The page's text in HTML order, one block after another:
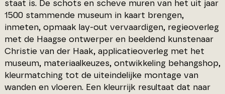
staat is. De schots en scheve muren van het uit jaar
1500 stammende museum in kaart brengen,
inmeten, opmaak lay-out vervaardigen, regieoverleg
met de Haagse ontwerper en beeldend kunstenaar
Christie van der Haak, applicatieoverleg met het
museum, materiaalkeuzes, ontwikkeling behangshop,
kleurmatching tot de uiteindelijke montage van
wanden en vloeren. Een kleurrijk resultaat dat naar